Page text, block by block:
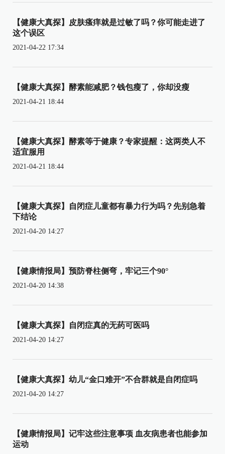
【健康大真探】皮肤瘙痒就是过敏了吗？你可能走进了
这个误区
2021-04-22 17:34
【健康大真探】酵素能减肥？钱包瘦了，你却没瘦
2021-04-21 18:44
【健康大真探】酵素等于健康？专家提醒：这两类人不
适宜服用
2021-04-21 18:44
【健康大真探】自闭症儿童都有暴力行为吗？先别急着
下结论
2021-04-20 14:27
【健康情报局】预防脊柱侧弯，牢记三个90°
2021-04-20 14:38
【健康大真探】自闭症真的无药可医吗
2021-04-20 14:27
【健康大真探】幼儿“金口难开”不合群就是自闭症吗
2021-04-20 14:27
【健康情报局】记牢这些注意事项 血友病患者也能参加
运动